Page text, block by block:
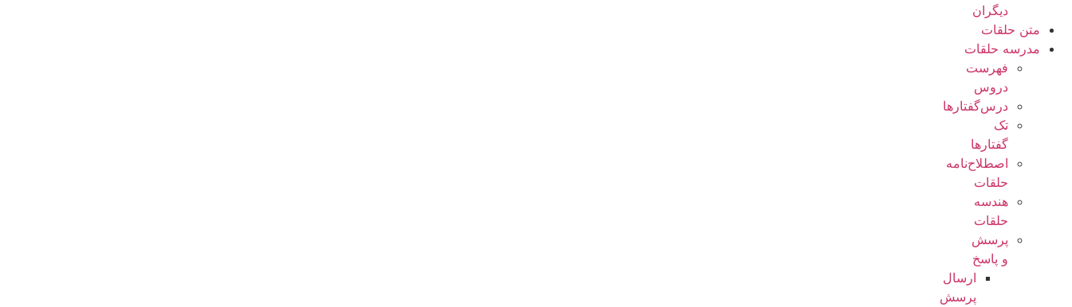
دیگران
متن حلقات
مدرسه حلقات
فهرست
دروس
درس‌گفتار‌ها
تک
گفتارها
اصطلاح‌نامه
حلقات
هندسه
حلقات
پرسش
و پاسخ
ارسال
پرسش